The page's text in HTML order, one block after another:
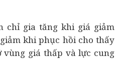
chỉ gia tăng khi giá giảm
khi phục hồi cho thấy
giá thấp và lực cung